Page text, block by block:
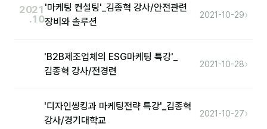
용어사전
📮 나눔레터 보기
2021
.10
'마케팅 컨설팅'_김종혁 강사/안전관련
장비와 솔루션
2021-10-29›
'B2B제조업체의 ESG마케팅 특강'_
김종혁 강사/전경련
2021-10-28›
'디자인씽킹과 마케팅전략 특강'_김종혁
강사/경기대학교
2021-10-27›